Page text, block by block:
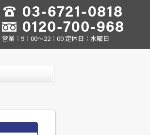
営業：9：00～22：00 定休日：水曜日